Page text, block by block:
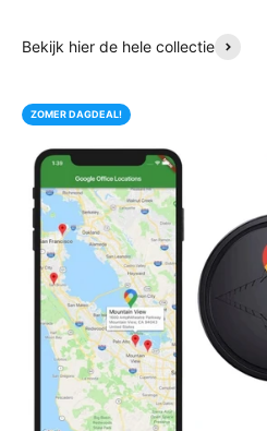
Bekijk hier de hele collectie
ZOMER DAGDEAL!